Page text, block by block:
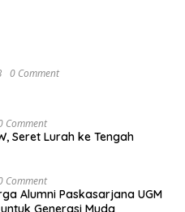
0 Comment
Comment
Seret Lurah ke Tengah
Comment
Alumni Paskasarjana UGM